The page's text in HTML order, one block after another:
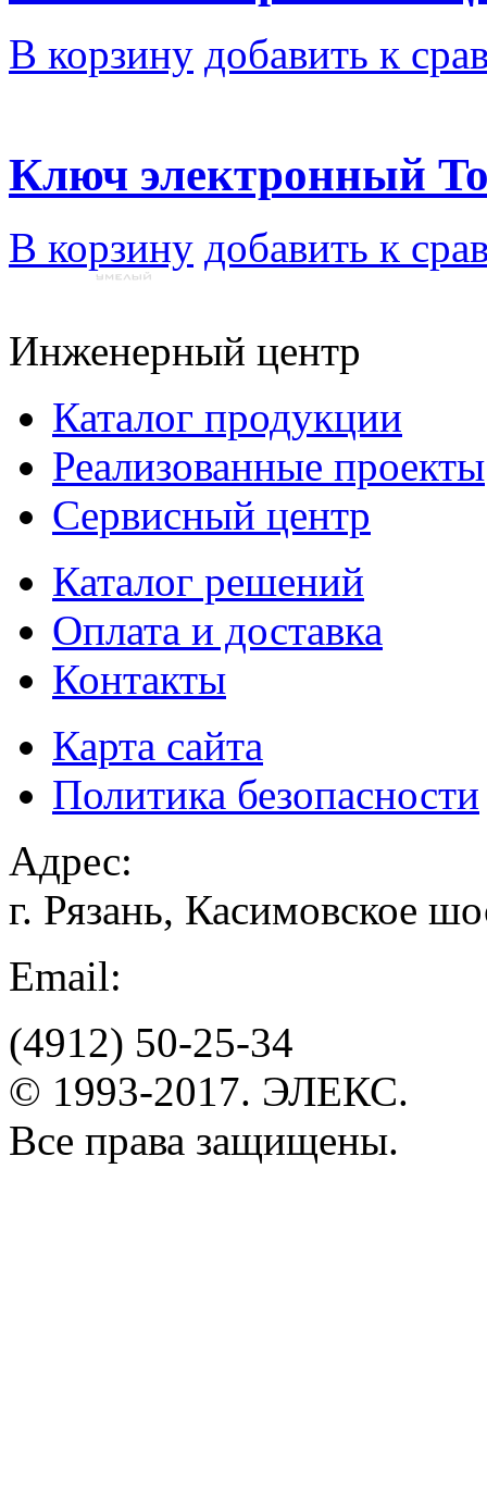
В корзину добавить к
Ключ электронный
В корзину добавить к
Инженерный центр
Каталог продукции
Реализованные проекты
Сервисный центр
Каталог решений
Оплата и доставка
Контакты
Карта сайта
Политика безопасности
Адрес:
г. Рязань, Касимовское
Email:
(4912) 50-25-34
© 1993-2017. ЭЛЕКС.
Все права защищены.